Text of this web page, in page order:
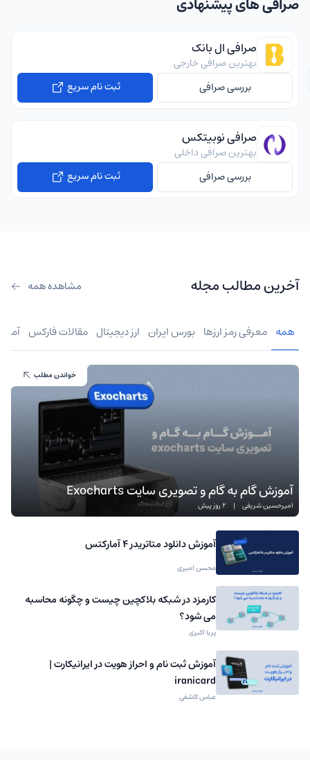
صرافی های پیشنهادی
صرافی ال بانک
بهترین صرافی خارجی
بررسی صرافی
ثبت نام سریع
صرافی نوبیتکس
بهترین صرافی داخلی
بررسی صرافی
ثبت نام سریع
آخرین مطالب مجله مشاهده همه
همه معرفی رمز ارزها بورس ایران ارز دیجیتال مقالات فارکس
آموزش گام به گام و تصویری سایت Exocharts
امیرحسین شریفی | 2 روز پیش
خواندن مطلب
آموزش دانلود متاتریدر 4 آمارکتس
محسن امیری
کارمزد در شبکه بلاکچین چیست و چگونه محاسبه
می شود؟
پریا اکبری
آموزش ثبت نام و احراز هویت در ایرانیکارت |
iranicard
عباس کاشفی